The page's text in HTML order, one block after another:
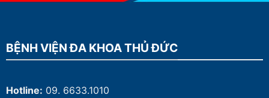
BỆNH VIỆN ĐA KHOA THỦ ĐỨC
Hotline: 09. 6633.1010